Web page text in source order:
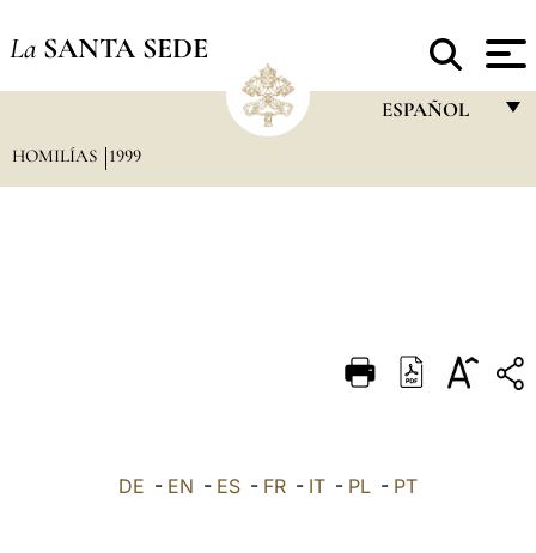
La SANTA SEDE
ESPAÑOL
DEUTSCH
العربيّة
HOMILÍAS 1999
DE - EN - ES - FR - IT - PL - PT